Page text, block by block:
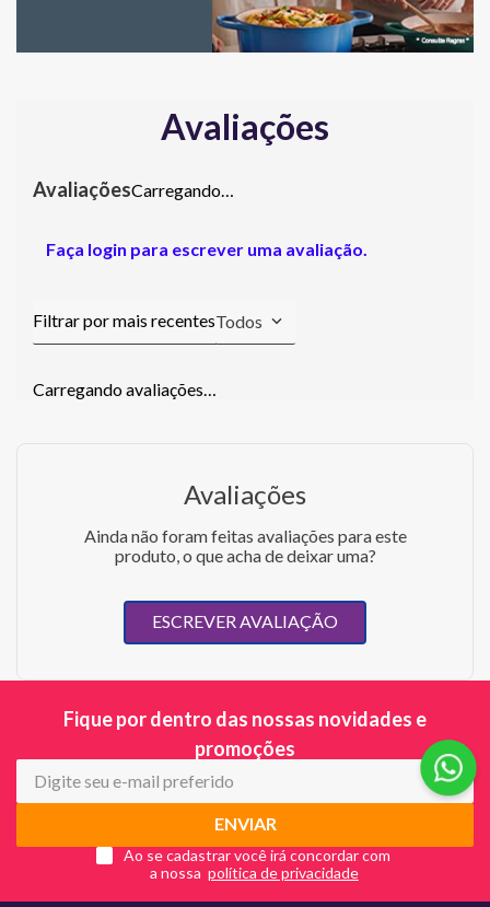
Avaliações
Carregando…
Faça login para escrever uma avaliação.
Todos
Carregando avaliações…
Avaliações
Ainda não foram feitas avaliações para este
produto, o que acha de deixar uma?
ESCREVER AVALIAÇÃO
Fique por dentro das nossas novidades e
promoções
ENVIAR
Ao se cadastrar você irá concordar com
a nossa